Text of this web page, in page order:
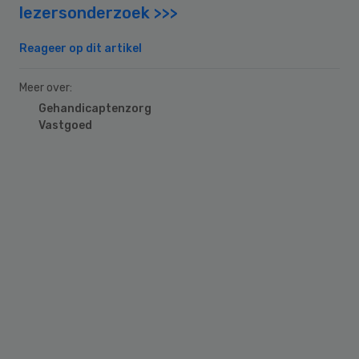
lezersonderzoek >>>
Reageer op dit artikel
Meer over:
Gehandicaptenzorg
Vastgoed